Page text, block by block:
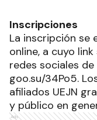
Inscripciones
La inscripción se
online, a cuyo
redes sociales de
goo.su/34Po5.
afiliados UEJN
y público en
Ads